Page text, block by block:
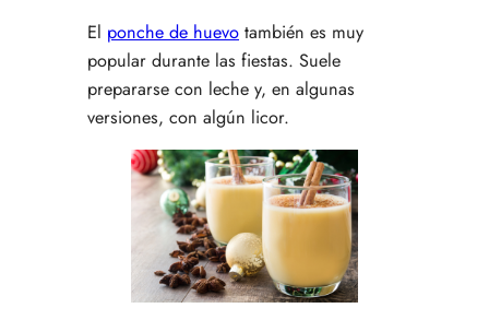
El ponche de huevo también es muy
popular durante las fiestas. Suele
prepararse con leche y, en algunas
versiones, con algún licor.